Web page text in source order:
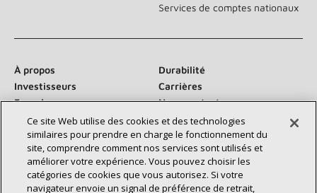
Services de comptes nationaux
À propos
Durabilité
Investisseurs
Carrières
Fournisseurs
Nous contacter
Salle de presse
Communiquez avec nous :
Ce site Web utilise des cookies et des technologies
similaires pour prendre en charge le fonctionnement du
site, comprendre comment nos services sont utilisés et
améliorer votre expérience. Vous pouvez choisir les
catégories de cookies que vous autorisez. Si votre
navigateur envoie un signal de préférence de retrait,